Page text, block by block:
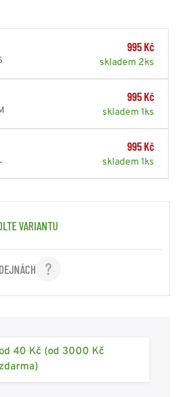
995 Kč
skladem 2ks
995 Kč
skladem 1ks
995 Kč
skladem 1ks
995 Kč
VARIANTU
40 Kč (od 3000 Kč
zdarma)